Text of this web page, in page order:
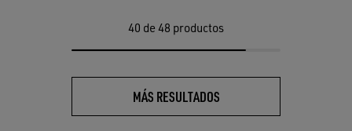
40 de 48 productos
MÁS RESULTADOS